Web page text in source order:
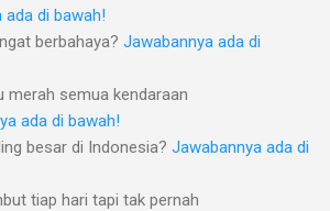
ada di bawah!
berbahaya? Jawabannya ada di
merah semua kendaraan
ada di bawah!
besar di Indonesia? Jawabannya ada di
tiap hari tapi tak pernah